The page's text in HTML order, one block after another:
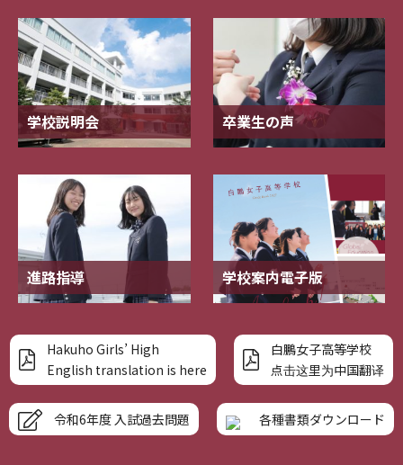
学校説明会 卒業生の声
進路指導 学校案内電子版
Hakuho Girls’ High
English translation is here
白鵬女子高等学校
点击这里为中国翻译
令和6年度 入試過去問題 各種書類ダウンロード